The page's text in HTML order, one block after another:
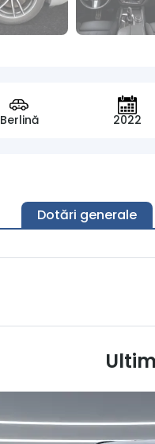
Berlină 2022
Dotări generale